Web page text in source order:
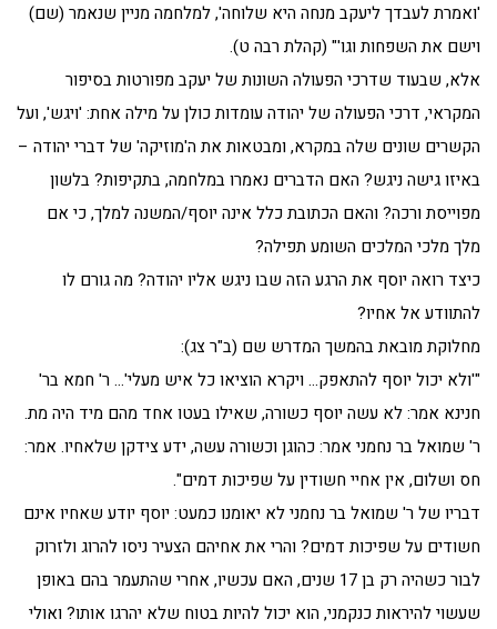
'ואמרת לעבדך ליעקב מנחה היא שלוחה', למלחמה מניין שנאמר (שם)
וישם את השפחות וגו'" (קהלת רבה ט).
אלא, שבעוד שדרכי הפעולה השונות של יעקב מפורטות בסיפור
המקראי, דרכי הפעולה של יהודה עומדות כולן על מילה אחת: 'ויגש', ועל
הקשרים שונים שלה במקרא, ומבטאות את ה'מוזיקה' של דברי יהודה –
באיזו גישה ניגש? האם הדברים נאמרו במלחמה, בתקיפות? בלשון
מפוייסת ורכה? והאם הכתובת כלל אינה יוסף/המשנה למלך, כי אם
מלך מלכי המלכים השומע תפילה?
כיצד רואה יוסף את הרגע הזה שבו ניגש אליו יהודה? מה גורם לו
להתוודע אל אחיו?
מחלוקת מובאת בהמשך המדרש שם (ב"ר צג):
"'ולא יכול יוסף להתאפק… ויקרא הוציאו כל איש מעלי'… ר' חמא בר'
חנינא אמר: לא עשה יוסף כשורה, שאילו בעטו אחד מהם מיד היה מת.
ר' שמואל בר נחמני אמר: כהוגן וכשורה עשה, ידע צידקן שלאחיו. אמר:
חס ושלום, אין אחיי חשודין על שפיכות דמים".
דבריו של ר' שמואל בר נחמני לא יאומנו כמעט: יוסף יודע שאחיו אינם
חשודים על שפיכות דמים? והרי את אחיהם הצעיר ניסו להרוג ולזרוק
לבור כשהיה רק בן 17 שנים, האם עכשיו, אחרי שהתעמר בהם באופן
שעשוי להיראות כנקמני, הוא יכול להיות בטוח שלא יהרגו אותו? ואולי